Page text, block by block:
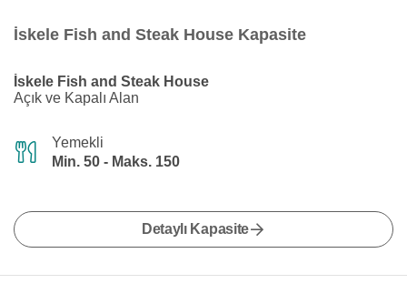
İskele Fish and Steak House Kapasite
İskele Fish and Steak House
Açık ve Kapalı Alan
Yemekli
Min. 50 - Maks. 150
Detaylı Kapasite